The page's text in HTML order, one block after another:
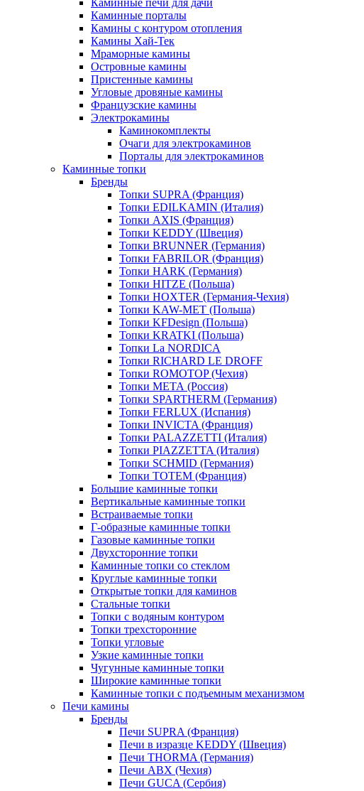
Каминные печи для дачи
Каминные порталы
Камины с контуром отопления
Камины Хай-Тек
Мраморные камины
Островные камины
Пристенные камины
Угловые дровяные камины
Французские камины
Электрокамины
Каминокомплекты
Очаги для электрокаминов
Порталы для электрокаминов
Каминные топки
Бренды
Топки SUPRA (Франция)
Топки EDILKAMIN (Италия)
Топки AXIS (Франция)
Топки KEDDY (Швеция)
Топки BRUNNER (Германия)
Топки FABRILOR (Франция)
Топки HARK (Германия)
Топки HITZE (Польша)
Топки HOXTER (Германия-Чехия)
Топки KAW-MET (Польша)
Топки KFDesign (Польша)
Топки KRATKI (Польша)
Топки La NORDICA
Топки RICHARD LE DROFF
Топки ROMOTOP (Чехия)
Топки МЕТА (Россия)
Топки SPARTHERM (Германия)
Топки FERLUX (Испания)
Топки INVICTA (Франция)
Топки PALAZZETTI (Италия)
Топки PIAZZETTA (Италия)
Топки SCHMID (Германия)
Топки TOTEM (Франция)
Большие каминные топки
Вертикальные каминные топки
Встраиваемые топки
Г-образные каминные топки
Газовые каминные топки
Двухсторонние топки
Каминные топки со стеклом
Круглые каминные топки
Открытые топки для каминов
Стальные топки
Топки с водяным контуром
Топки трехсторонние
Топки угловые
Узкие каминные топки
Чугунные каминные топки
Широкие каминные топки
Каминные топки с подъемным механизмом
Печи камины
Бренды
Печи SUPRA (Франция)
Печи в изразце KEDDY (Швеция)
Печи THORMA (Германия)
Печи ABX (Чехия)
Печи GUCA (Сербия)